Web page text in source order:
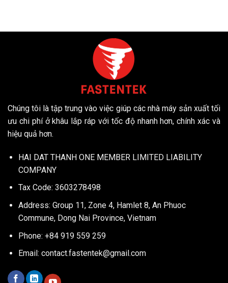
Chúng tôi là tập trung vào việc giúp các nhà máy sản xuất tối
ưu chi phí ở khâu lắp ráp với tốc độ nhanh hơn, chính xác và
hiệu quả hơn.
HAI DAT THANH ONE MEMBER LIMITED LIABILITY
COMPANY
Tax Code: 3603278498
Address: Group 11, Zone 4, Hamlet 8, An Phuoc
Commune, Dong Nai Province, Vietnam
Phone: +84 919 559 259
Email: contact.fastentek@gmail.com